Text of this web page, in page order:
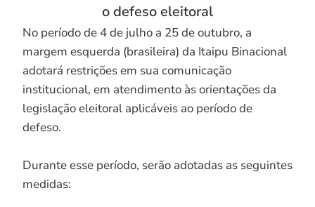
o defeso eleitoral
No período de 4 de julho a 25 de outubro, a
margem esquerda (brasileira) da Itaipu Binacional
adotará restrições em sua comunicação
institucional, em atendimento às orientações da
legislação eleitoral aplicáveis ao período de
defeso.
Durante esse período, serão adotadas as seguintes
medidas: